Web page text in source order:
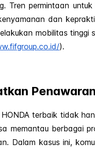
Tren permintaan
dan
mobilitas tinggi
).
terbaik tidak
memantau berbagai
Dalam kasus ini,